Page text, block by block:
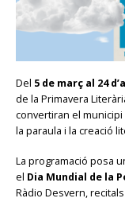
Del 5 de març al 24
de la Primavera
convertiran el
la paraula i la creació
La programació posa
el Dia Mundial de la
Ràdio Desvern,